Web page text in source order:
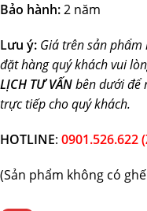
Bảo hành:2 năm
Lưu ý: Giá trên sản
đặt hàng quý khách vui
LỊCH TƯ VẤNbên dưới để
trực tiếp cho quý khách.
HOTLINE: 0901.526.622
(Sản phẩm không có